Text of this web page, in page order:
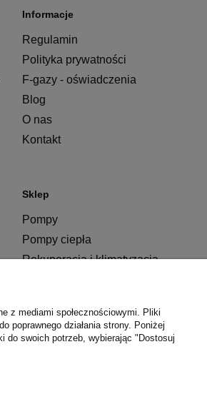
Informacje
Regulamin
Polityka prywatności
F-gazy - oświadczenia
Blog
O nas
Kontakt
Sklep
Pompy
Pompy ciepła
Rekuperacja i klimatyzacja
Łazienka
Kuchnia
z mediami społecznościowymi. Pliki
poprawnego działania strony. Poniżej
swoich potrzeb, wybierając "Dostosuj